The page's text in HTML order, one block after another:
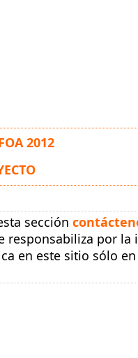
2012
sección
responsabiliza por
en este sitio sólo